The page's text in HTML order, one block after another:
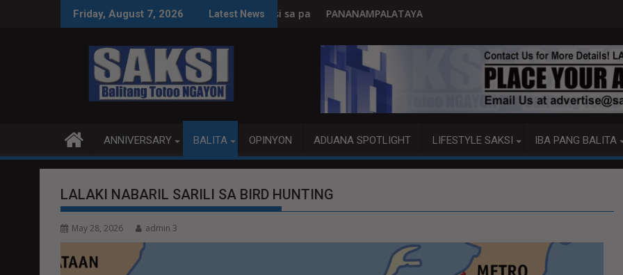
Friday, August 7, 2026 Latest News
tamang paggastos susi sa pag-unladPANANAMPALATAYA
ANNIVERSARY BALITA OPINYON ADUANA SPOTLIGHT LIFESTYLE SAKSI IBA PANG BALITA
LALAKI NABARIL SARILI SA BIRD HUNTING
May 28, 2026 admin 3